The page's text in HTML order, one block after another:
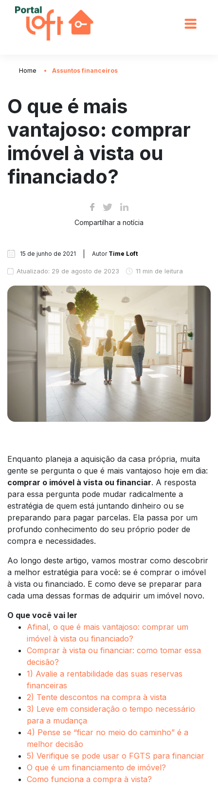
Home Assuntos financeiros
O que é mais
vantajoso: comprar
imóvel à vista ou
financiado?
Compartilhar a notícia
15 de junho de 2021 Autor Time Loft
Atualizado: 29 de agosto de 2023 11 min de leitura
Enquanto planeja a aquisição da casa própria, muita
gente se pergunta o que é mais vantajoso hoje em dia:
comprar o imóvel à vista ou financiar. A resposta
para essa pergunta pode mudar radicalmente a
estratégia de quem está juntando dinheiro ou se
preparando para pagar parcelas. Ela passa por um
profundo conhecimento do seu próprio poder de
compra e necessidades.
Ao longo deste artigo, vamos mostrar como descobrir
a melhor estratégia para você: se é comprar o imóvel
à vista ou financiado. E como deve se preparar para
cada uma dessas formas de adquirir um imóvel novo.
O que você vai ler
Afinal, o que é mais vantajoso: comprar um
imóvel à vista ou financiado?
Comprar à vista ou financiar: como tomar essa
decisão?
1) Avalie a rentabilidade das suas reservas
financeiras
2) Tente descontos na compra à vista
3) Leve em consideração o tempo necessário
para a mudança
4) Pense se “ficar no meio do caminho” é a
melhor decisão
5) Verifique se pode usar o FGTS para financiar
O que é um financiamento de imóvel?
Como funciona a compra à vista?